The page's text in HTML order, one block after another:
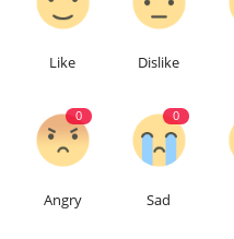
Like Dislike
0
Angry
0
Sad